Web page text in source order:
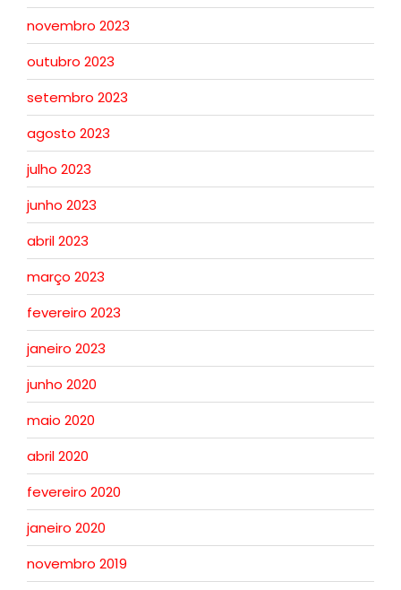
novembro 2023
outubro 2023
setembro 2023
agosto 2023
julho 2023
junho 2023
abril 2023
março 2023
fevereiro 2023
janeiro 2023
junho 2020
maio 2020
abril 2020
fevereiro 2020
janeiro 2020
novembro 2019